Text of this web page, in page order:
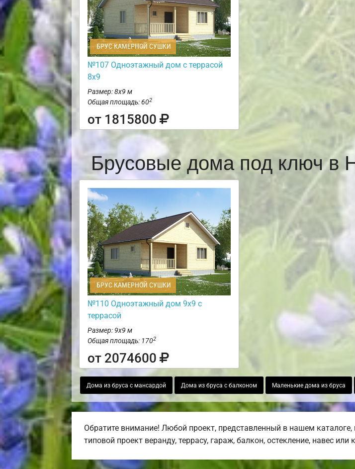
БРУС КАМЕРНОЙ СУШКИ
№107 Одноэтажный дом с террасой
8х9
Размер: 8х9 м
Общая площадь: 602
от 1815800
Брусовые дома под ключ в
БРУС КАМЕРНОЙ СУШКИ
№110 Одноэтажный дом 9х9 с
террасой
Размер: 9х9 м
Общая площадь: 1702
от 2074600
Дома из бруса с мансардой Дома из бруса с балконом Маленькие дома из бруса
Обратите внимание! Любой проект, представленный в нашем
типовой проект веранду, террасу, гараж, балкон, остекление, навес или